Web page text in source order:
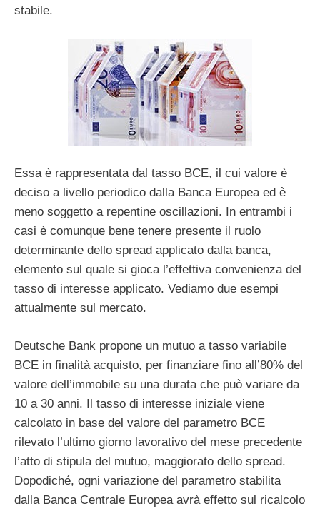
stabile.
Essa è rappresentata dal tasso BCE, il cui valore è
deciso a livello periodico dalla Banca Europea ed è
meno soggetto a repentine oscillazioni. In entrambi i
casi è comunque bene tenere presente il ruolo
determinante dello spread applicato dalla banca,
elemento sul quale si gioca l’effettiva convenienza del
tasso di interesse applicato. Vediamo due esempi
attualmente sul mercato.
Deutsche Bank propone un mutuo a tasso variabile
BCE in finalità acquisto, per finanziare fino all’80% del
valore dell’immobile su una durata che può variare da
10 a 30 anni. Il tasso di interesse iniziale viene
calcolato in base del valore del parametro BCE
rilevato l’ultimo giorno lavorativo del mese precedente
l’atto di stipula del mutuo, maggiorato dello spread.
Dopodiché, ogni variazione del parametro stabilita
dalla Banca Centrale Europea avrà effetto sul ricalcolo